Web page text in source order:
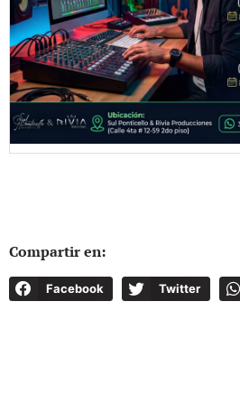
Compartir en:
Facebook Twitter